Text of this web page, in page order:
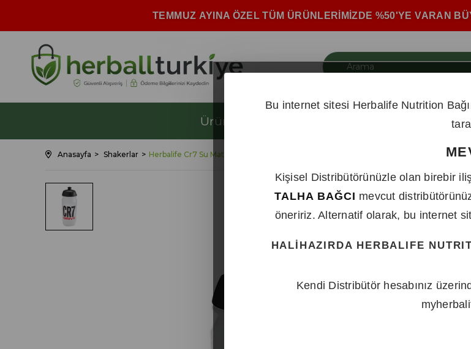
TEMMUZ AYINA ÖZEL TÜM ÜRÜNLERİMİZDE %50'YE VARAN
Ürünler Sporcu
Anasayfa Shakerlar Herbalife Cr7 Su Matarası 500 ml
ÜRÜN
Bu internet sitesi Herbalife Nutrition
Kişisel Distribütörünüzle olan birebir
TALHA BAĞCI mevcut
öneririz. Alternatif olarak, bu internet
HALİHAZIRDA HERBALIFE
Kendi Distribütör hesabınız